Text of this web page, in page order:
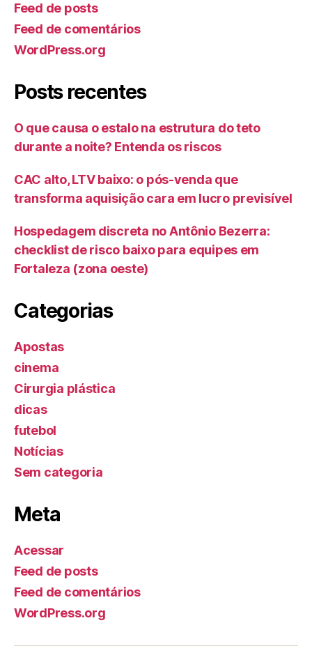
Feed de posts
Feed de comentários
WordPress.org
Posts recentes
O que causa o estalo na estrutura do teto
durante a noite? Entenda os riscos
CAC alto, LTV baixo: o pós-venda que
transforma aquisição cara em lucro previsível
Hospedagem discreta no Antônio Bezerra:
checklist de risco baixo para equipes em
Fortaleza (zona oeste)
Categorias
Apostas
cinema
Cirurgia plástica
dicas
futebol
Notícias
Sem categoria
Meta
Acessar
Feed de posts
Feed de comentários
WordPress.org